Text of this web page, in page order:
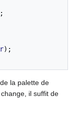
);
la palette de
il suffit de